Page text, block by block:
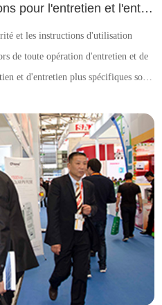
Quelles sont les précautions pour l'entretien et l'entretien des fusibles haute et basse pression?
et les instructions d'utilisation
de toute opération d'entretien et de
et d'entretien plus spécifiques sont
du fusible ou consultez un